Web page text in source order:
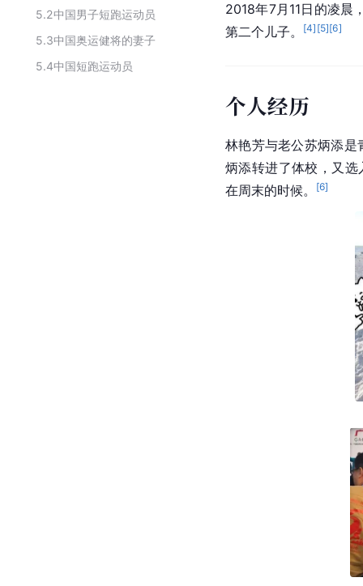
5.2中国男子短跑运动员
5.3中国奥运健将的妻子
5.4中国短跑运动员
2018年7月11日的凌晨
第二个儿子。
[4] [5][6]
个人经历
林艳芳与老公苏炳添是
炳添转进了体校，又选
在周末的时候。
[6]